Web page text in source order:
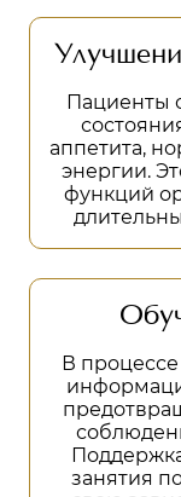
Пациенты
аппетита,
энергии.
функций
В
занятия